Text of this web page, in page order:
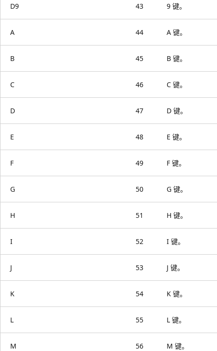
D9 43 9 键。
A 44 A 键。
B 45 B 键。
C 46 C 键。
D 47 D 键。
E 48 E 键。
F 49 F 键。
G 50 G 键。
H 51 H 键。
I 52 I 键。
J 53 J 键。
K 54 K 键。
L 55 L 键。
M 56 M 键。